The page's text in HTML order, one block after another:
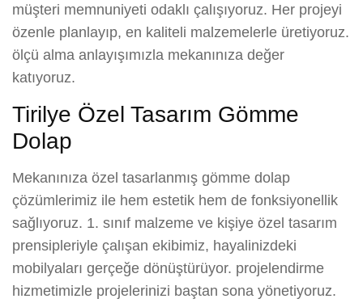
müşteri memnuniyeti odaklı çalışıyoruz. Her projeyi
özenle planlayıp, en kaliteli malzemelerle üretiyoruz.
ölçü alma anlayışımızla mekanınıza değer
katıyoruz.
Tirilye Özel Tasarım Gömme
Dolap
Mekanınıza özel tasarlanmış gömme dolap
çözümlerimiz ile hem estetik hem de fonksiyonellik
sağlıyoruz. 1. sınıf malzeme ve kişiye özel tasarım
prensipleriyle çalışan ekibimiz, hayalinizdeki
mobilyaları gerçeğe dönüştürüyor. projelendirme
hizmetimizle projelerinizi baştan sona yönetiyoruz.